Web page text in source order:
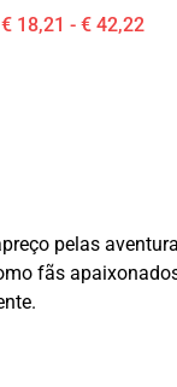
€ 18,21 - € 42,22
pelas
fãs